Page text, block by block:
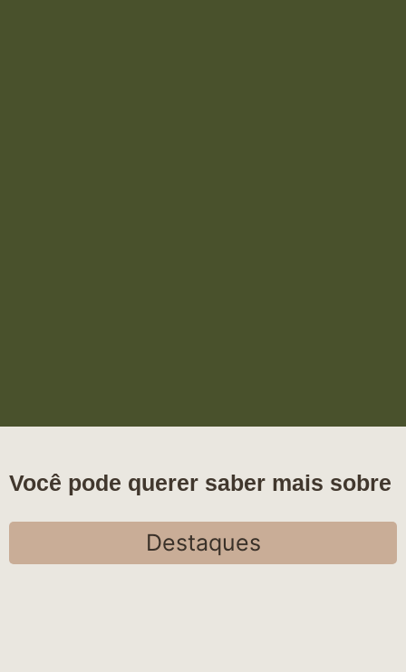
Você pode querer saber mais sobre
Destaques